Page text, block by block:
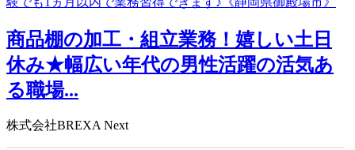
商品棚の加工・組立業務！嬉しい土日
休み★幅広い年代の男性活躍の活気あ
る職場...
株式会社BREXA Next